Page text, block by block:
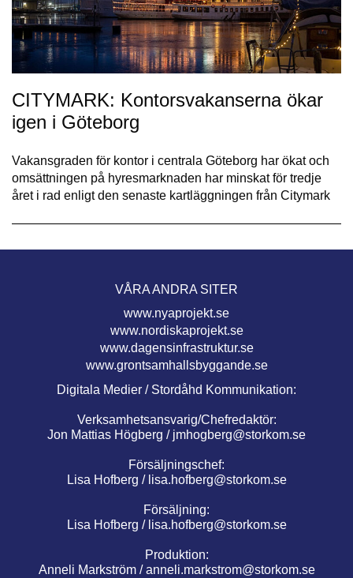
CITYMARK: Kontorsvakanserna ökar
igen i Göteborg
Vakansgraden för kontor i centrala Göteborg har ökat och
omsättningen på hyresmarknaden har minskat för tredje
året i rad enligt den senaste kartläggningen från Citymark
VÅRA ANDRA SITER
www.nyaprojekt.se
www.nordiskaprojekt.se
www.dagensinfrastruktur.se
www.grontsamhallsbyggande.se
Digitala Medier / Stordåhd Kommunikation:
Verksamhetsansvarig/Chefredaktör:
Jon Mattias Högberg / jmhogberg@storkom.se
Försäljningschef:
Lisa Hofberg / lisa.hofberg@storkom.se
Försäljning:
Lisa Hofberg / lisa.hofberg@storkom.se
Produktion:
Anneli Markström /anneli.markstrom@storkom.se